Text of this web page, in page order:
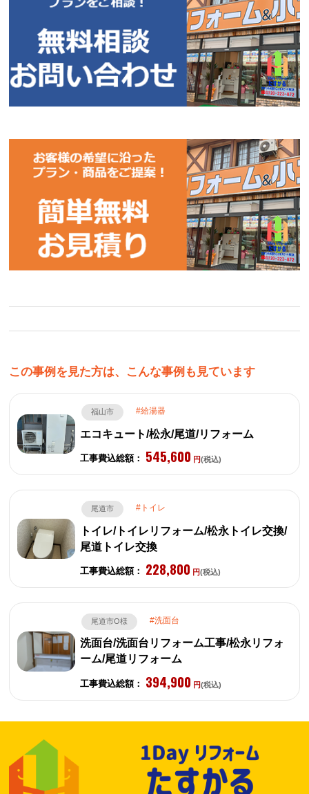
この事例を見た方は、こんな事例も見ています
福山市 給湯器
エコキュート/松永/尾道/リフォーム
工事費込総額： 545,600 円(税込)
尾道市 トイレ
トイレ/トイレリフォーム/松永トイレ交換/
尾道トイレ交換
工事費込総額： 228,800 円(税込)
尾道市O様 洗面台
洗面台/洗面台リフォーム工事/松永リフォ
ーム/尾道リフォーム
工事費込総額： 394,900 円(税込)